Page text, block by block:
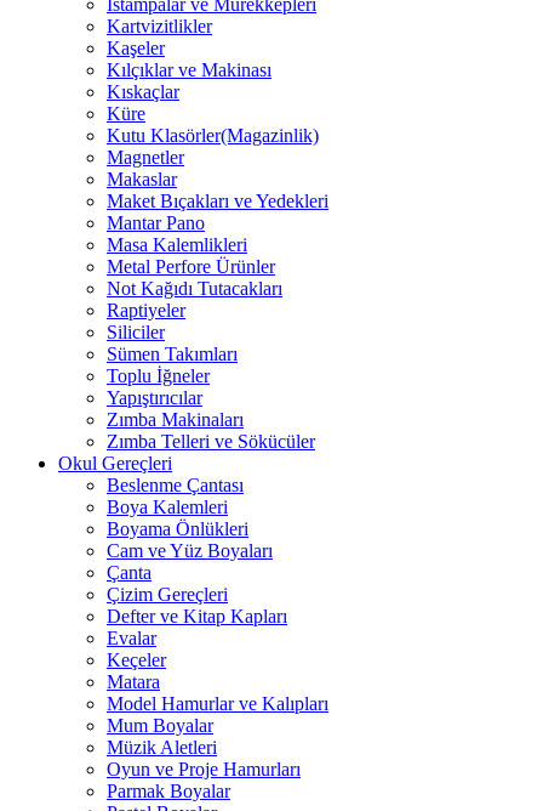
Kartvizitlikler
Kaşeler
Kılçıklar ve Makinası
Kıskaçlar
Küre
Kutu Klasörler(Magazinlik)
Magnetler
Makaslar
Maket Bıçakları ve Yedekleri
Mantar Pano
Masa Kalemlikleri
Metal Perfore Ürünler
Not Kağıdı Tutacakları
Raptiyeler
Siliciler
Sümen Takımları
Toplu İğneler
Yapıştırıcılar
Zımba Makinaları
Zımba Telleri ve Sökücüler
Okul Gereçleri
Beslenme Çantası
Boya Kalemleri
Boyama Önlükleri
Cam ve Yüz Boyaları
Çanta
Çizim Gereçleri
Defter ve Kitap Kapları
Evalar
Keçeler
Matara
Model Hamurlar ve Kalıpları
Mum Boyalar
Müzik Aletleri
Oyun ve Proje Hamurları
Parmak Boyalar